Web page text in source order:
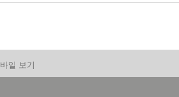
일 보기